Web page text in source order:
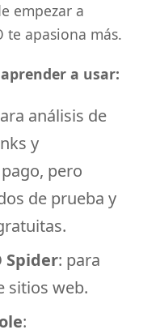
empezar a
te apasiona más.
a usar:
análisis de
y
pero
de prueba y
Spider: para
sitios web.
: